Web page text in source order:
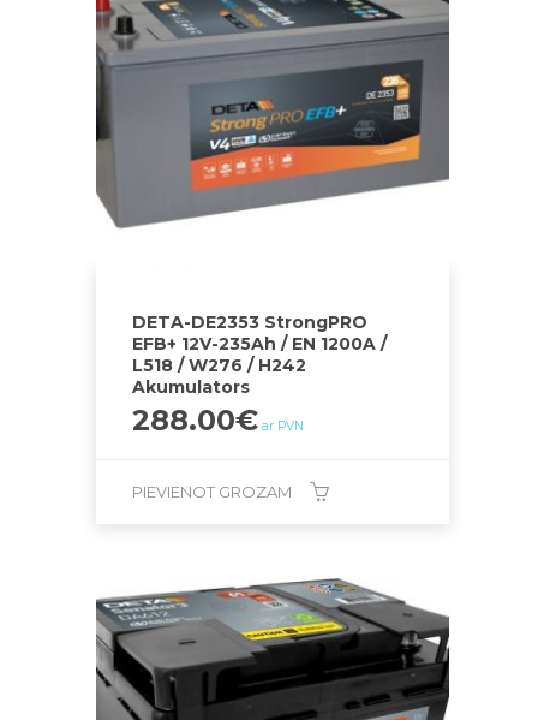
DETA-DE2353 StrongPRO
EFB+ 12V-235Ah / EN 1200A /
L518 / W276 / H242
Akumulators
288.00€ ar PVN
PIEVIENOT GROZAM